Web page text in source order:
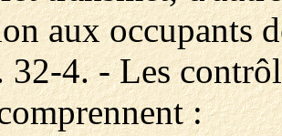
aux occupants
4. - Les
: